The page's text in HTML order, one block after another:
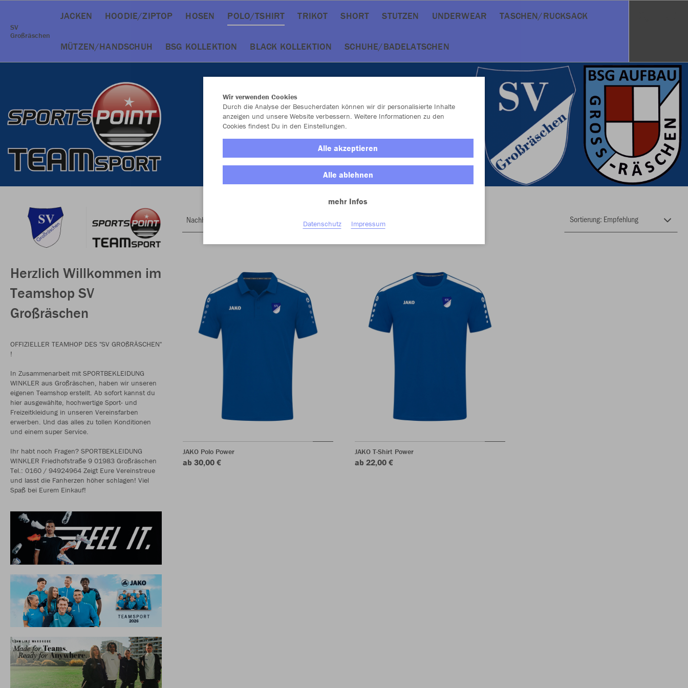
SV
Großräschen
JACKEN HOODIE/ZIPTOP HOSEN POLO/TSHIRT TRIKOT SHORT STUTZEN UNDERWEAR TASCHEN/RUCKSACK
MÜTZEN/HANDSCHUH BSG KOLLEKTION BLACK KOLLEKTION SCHUHE/BADELATSCHEN
Herzlich Willkommen im
Teamshop SV
Großräschen
OFFIZIELLER TEAMHOP DES "SV GROßRÄSCHEN"
!
In Zusammenarbeit mit SPORTBEKLEIDUNG
WINKLER aus Großräschen, haben wir unseren
eigenen Teamshop erstellt. Ab sofort kannst du
hier ausgewählte, hochwertige Sport- und
Freizeitkleidung in unseren Vereinsfarben
erwerben. Und das alles zu tollen Konditionen
und einem super Service.
Ihr habt noch Fragen? SPORTBEKLEIDUNG
WINKLER Friedhofstraße 9 01983 Großräschen
Tel.: 0160 / 94924964 Zeigt Eure Vereinstreue
und lasst die Fanherzen höher schlagen! Viel
Spaß bei Eurem Einkauf!
Nachhaltig
JAKO Polo Power
ab 30,00 €
JAKO T-Shirt Power
ab 22,00 €
Wir verwenden Cookies
Durch die Analyse der Besucherdaten können wir dir personalisierte Inhalte
anzeigen und unsere Website verbessern. Weitere Informationen zu den
Cookies findest Du in den Einstellungen.
Alle akzeptieren
Alle ablehnen
mehr Infos
Datenschutz Impressum